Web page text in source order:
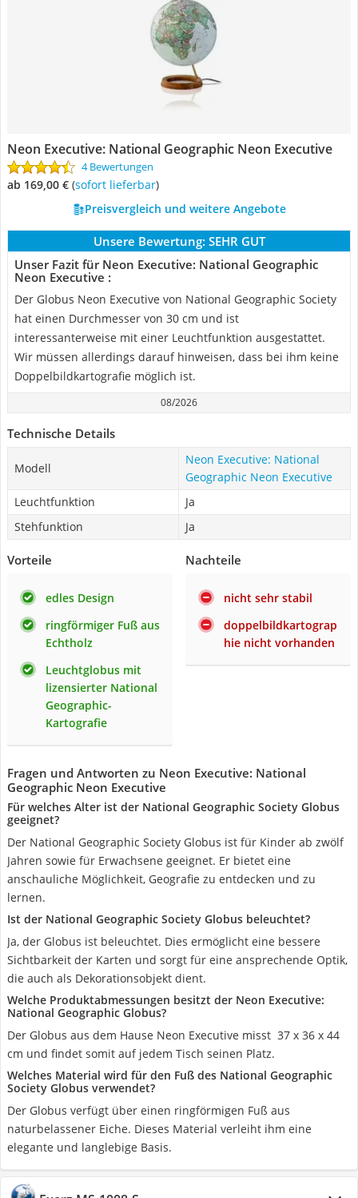
Neon Executive: National Geographic Neon Executive
4 Bewertungen
ab 169,00 € ( Sofort lieferbar)
Preisvergleich und weitere Angebote
Unsere Bewertung: SEHR GUT
Unser Fazit für Neon Executive: National Geographic
Neon Executive :
Der Globus Neon Executive von National Geographic Society
hat einen Durchmesser von 30 cm und ist
interessanterweise mit einer Leuchtfunktion ausgestattet.
Wir müssen allerdings darauf hinweisen, dass bei ihm keine
Doppelbildkartografie möglich ist.
08/2026
Technische Details
Modell
Neon Executive: National
Geographic Neon Executive
Leuchtfunktion
Ja
Stehfunktion
Ja
Vorteile
edles Design
ringförmiger Fuß aus
Echtholz
Leuchtglobus mit
lizensierter National
Geographic-
Kartografie
Nachteile
nicht sehr stabil
doppelbildkartograp
hie nicht vorhanden
Fragen und Antworten zu Neon Executive: National
Geographic Neon Executive
Für welches Alter ist der National Geographic Society Globus
geeignet?
Der National Geographic Society Globus ist für Kinder ab zwölf
Jahren sowie für Erwachsene geeignet. Er bietet eine
anschauliche Möglichkeit, Geografie zu entdecken und zu
lernen.
Ist der National Geographic Society Globus beleuchtet?
Ja, der Globus ist beleuchtet. Dies ermöglicht eine bessere
Sichtbarkeit der Karten und sorgt für eine ansprechende Optik,
die auch als Dekorationsobjekt dient.
Welche Produktabmessungen besitzt der Neon Executive:
National Geographic Globus?
Der Globus aus dem Hause Neon Executive misst ‎ 37 x 36 x 44
cm und findet somit auf jedem Tisch seinen Platz.
Welches Material wird für den Fuß des National Geographic
Society Globus verwendet?
Der Globus verfügt über einen ringförmigen Fuß aus
naturbelassener Eiche. Dieses Material verleiht ihm eine
elegante und langlebige Basis.